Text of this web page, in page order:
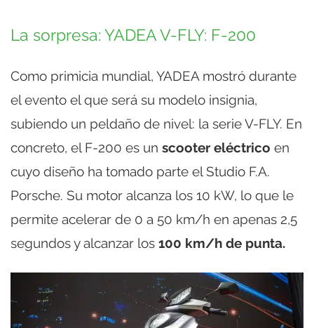
La sorpresa: YADEA V-FLY: F-200
Como primicia mundial, YADEA mostró durante
el evento el que será su modelo insignia,
subiendo un peldaño de nivel: la serie V-FLY. En
concreto, el F-200 es un scooter eléctrico en
cuyo diseño ha tomado parte el Studio F.A.
Porsche. Su motor alcanza los 10 kW, lo que le
permite acelerar de 0 a 50 km/h en apenas 2,5
segundos y alcanzar los 100 km/h de punta.